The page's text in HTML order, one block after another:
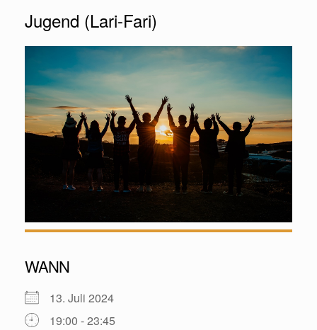
Jugend (Lari-Fari)
WANN
13. Juli 2024
19:00 - 23:45